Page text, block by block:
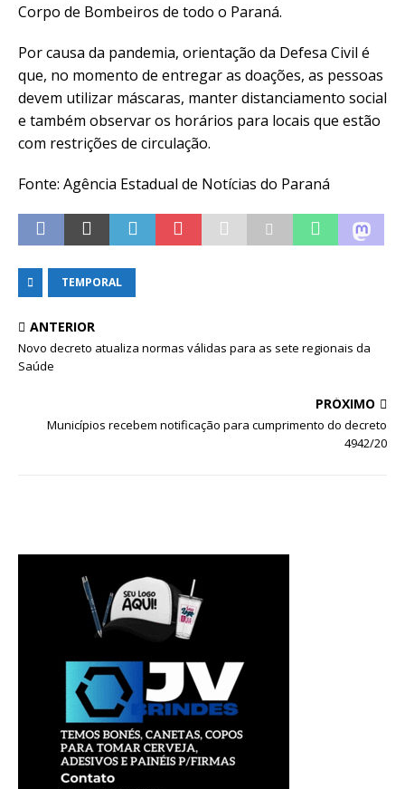
Corpo de Bombeiros de todo o Paraná.
Por causa da pandemia, orientação da Defesa Civil é
que, no momento de entregar as doações, as pessoas
devem utilizar máscaras, manter distanciamento social
e também observar os horários para locais que estão
com restrições de circulação.
Fonte: Agência Estadual de Notícias do Paraná
TEMPORAL
ANTERIOR
Novo decreto atualiza normas válidas para as sete regionais da
Saúde
PRÓXIMO
Municípios recebem notificação para cumprimento do decreto
4942/20